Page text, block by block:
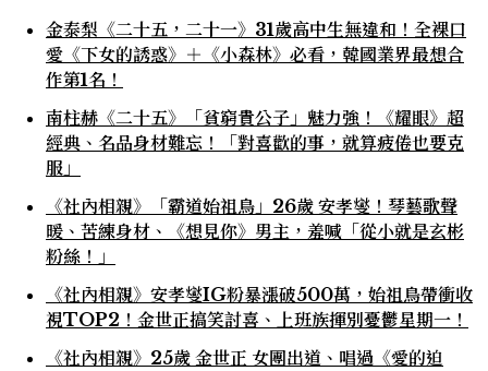
金泰梨《二十五，二十一》31歲高中生無違和！全裸口
愛《下女的誘惑》＋《小森林》必看，韓國業界最想合
作第1名！
南柱赫《二十五》「貧窮貴公子」魅力強！《耀眼》超
經典、名品身材難忘！「對喜歡的事，就算疲倦也要克
服」
《社內相親》「霸道始祖鳥」26歲 安孝燮！琴藝歌聲
暖、苦練身材、《想見你》男主，羞喊「從小就是玄彬
粉絲！」
《社內相親》安孝燮IG粉暴漲破500萬，始祖鳥帶衝收
視TOP2！金世正搞笑討喜、上班族揮別憂鬱星期一！
《社內相親》25歲 金世正 女團出道、唱過《愛的迫